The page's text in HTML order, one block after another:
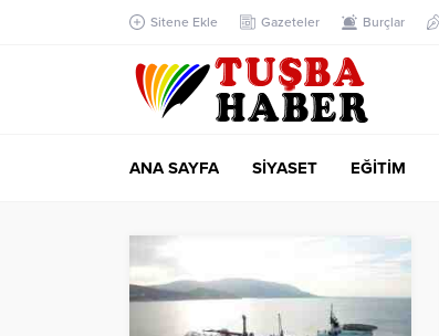
Sitene Ekle Gazeteler Burçlar
ANA SAYFA SİYASET EĞİTİM